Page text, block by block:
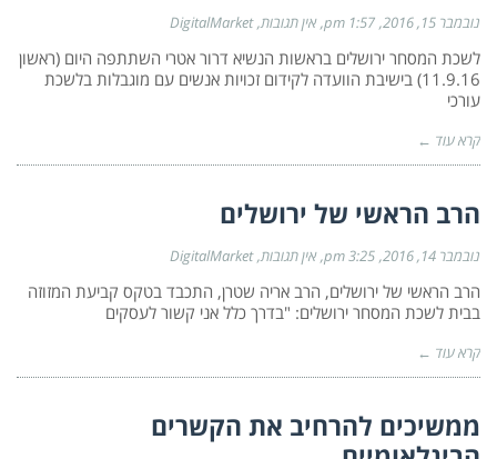
נובמבר 15, 2016 1:57 pm אין תגובות DigitalMarket
לשכת המסחר ירושלים בראשות הנשיא דרור אטרי השתתפה היום (ראשון
11.9.16) בישיבת הוועדה לקידום זכויות אנשים עם מוגבלות בלשכת
עורכי
קרא עוד ←
הרב הראשי של ירושלים
נובמבר 14, 2016 3:25 pm אין תגובות DigitalMarket
הרב הראשי של ירושלים, הרב אריה שטרן, התכבד בטקס קביעת המזוזה
בבית לשכת המסחר ירושלים: "בדרך כלל אני קשור לעסקים
קרא עוד ←
ממשיכים להרחיב את הקשרים